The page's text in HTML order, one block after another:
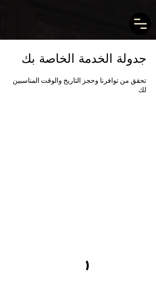
جدولة الخدمة الخاصة بك
تحقق من توافرنا وحجز التاريخ والوقت المناسبين
لك